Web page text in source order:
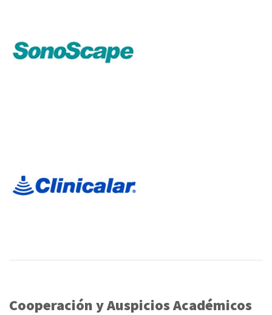
Cooperación y Auspicios Académicos